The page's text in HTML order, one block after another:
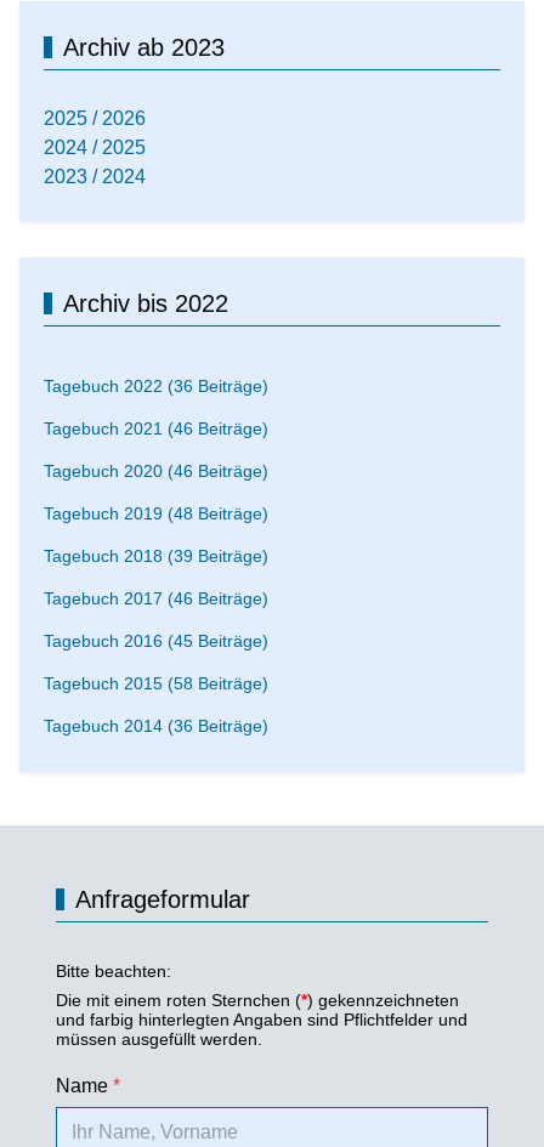
Archiv ab 2023
2025 / 2026
2024 / 2025
2023 / 2024
Archiv bis 2022
Tagebuch 2022 (36 Beiträge)
Tagebuch 2021 (46 Beiträge)
Tagebuch 2020 (46 Beiträge)
Tagebuch 2019 (48 Beiträge)
Tagebuch 2018 (39 Beiträge)
Tagebuch 2017 (46 Beiträge)
Tagebuch 2016 (45 Beiträge)
Tagebuch 2015 (58 Beiträge)
Tagebuch 2014 (36 Beiträge)
Anfrageformular
Bitte beachten:
Die mit einem roten Sternchen (*) gekennzeichneten
und farbig hinterlegten Angaben sind Pflichtfelder und
müssen ausgefüllt werden.
Name*